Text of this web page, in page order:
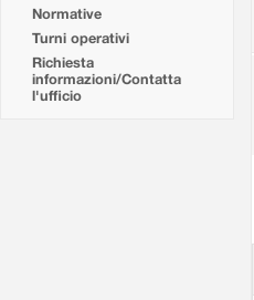
Normative
Turni operativi
Richiesta
informazioni/Contatta
l'ufficio